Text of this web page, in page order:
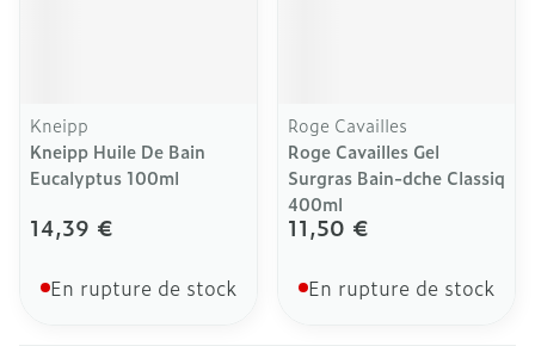
Kneipp
Kneipp Huile De Bain
Eucalyptus 100ml
14,39 €
En rupture de stock
Roge Cavailles
Roge Cavailles Gel
Surgras Bain-dche Classiq
400ml
11,50 €
En rupture de stock